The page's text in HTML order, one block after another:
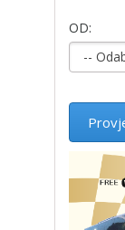
OD: